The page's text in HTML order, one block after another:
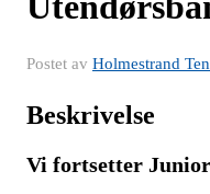
Postet av Holmestrand
Beskrivelse
Vi fortsetter